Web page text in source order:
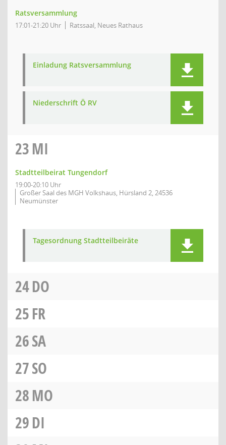
Ratsversammlung
17:01-21:20 Uhr Ratssaal, Neues Rathaus
Einladung Ratsversammlung
Niederschrift Ö RV
23MI
Stadtteilbeirat Tungendorf
19:00-20:10 Uhr
Großer Saal des MGH Volkshaus, Hürsland 2, 24536
Neumünster
Tagesordnung Stadtteilbeiräte
24DO
25FR
26SA
27SO
28MO
29DI